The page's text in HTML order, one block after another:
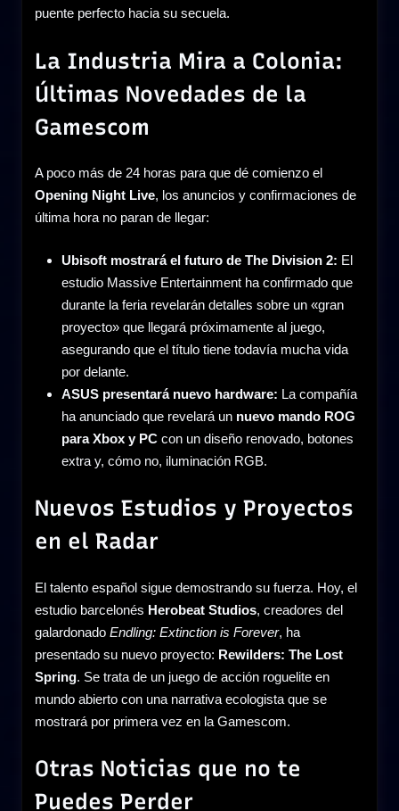
puente perfecto hacia su secuela.
La Industria Mira a Colonia:
Últimas Novedades de la
Gamescom
A poco más de 24 horas para que dé comienzo el
Opening Night Live, los anuncios y confirmaciones de
última hora no paran de llegar:
Ubisoft mostrará el futuro de The Division 2: El
estudio Massive Entertainment ha confirmado que
durante la feria revelarán detalles sobre un «gran
proyecto» que llegará próximamente al juego,
asegurando que el título tiene todavía mucha vida
por delante.
ASUS presentará nuevo hardware: La compañía
ha anunciado que revelará un nuevo mando ROG
para Xbox y PC con un diseño renovado, botones
extra y, cómo no, iluminación RGB.
Nuevos Estudios y Proyectos
en el Radar
El talento español sigue demostrando su fuerza. Hoy, el
estudio barcelonés Herobeat Studios, creadores del
galardonado Endling: Extinction is Forever, ha
presentado su nuevo proyecto: Rewilders: The Lost
Spring. Se trata de un juego de acción roguelite en
mundo abierto con una narrativa ecologista que se
mostrará por primera vez en la Gamescom.
Otras Noticias que no te
Puedes Perder